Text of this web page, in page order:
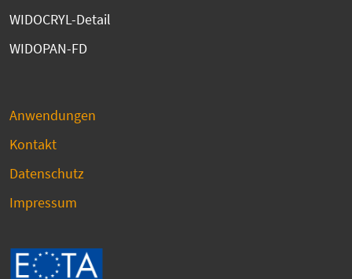
WIDOCRYL-Detail
WIDOPAN-FD
Anwendungen
Kontakt
Datenschutz
Impressum